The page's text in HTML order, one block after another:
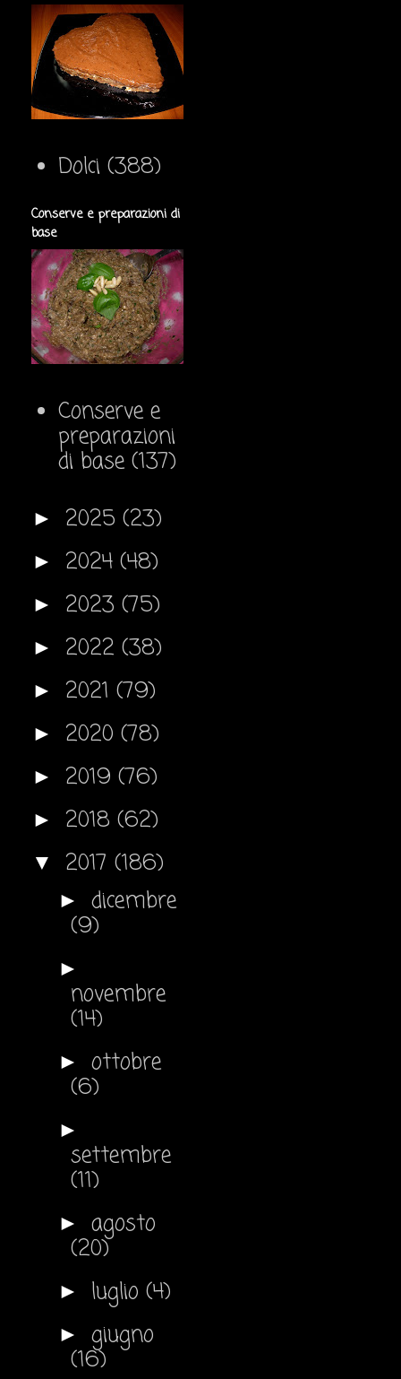
Dolci (388)
Conserve e preparazioni di
base
Conserve e
preparazioni
di base (137)
► 2025 (23)
► 2024 (48)
► 2023 (75)
► 2022 (38)
► 2021 (79)
► 2020 (78)
► 2019 (76)
► 2018 (62)
▼ 2017 (186)
► dicembre
(9)
►
novembre
(14)
► ottobre
(6)
►
settembre
(11)
► agosto
(20)
► luglio (4)
► giugno
(16)